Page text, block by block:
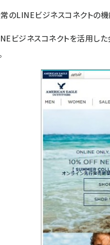
のLINEビジネスコネクトの機
ビジネスコネクトを活用し